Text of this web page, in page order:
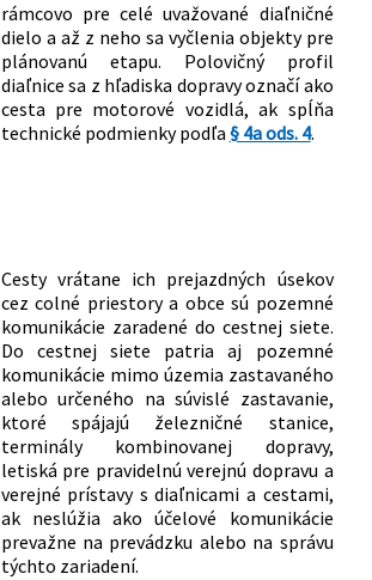
rámcovo pre celé uvažované diaľničné
dielo a až z neho sa vyčlenia objekty pre
plánovanú etapu. Polovičný profil
diaľnice sa z hľadiska dopravy označí ako
cesta pre motorové vozidlá, ak spĺňa
technické podmienky podľa § 4a ods. 4.
Cesty vrátane ich prejazdných úsekov
cez colné priestory a obce sú pozemné
komunikácie zaradené do cestnej siete.
Do cestnej siete patria aj pozemné
komunikácie mimo územia zastavaného
alebo určeného na súvislé zastavanie,
ktoré spájajú železničné stanice,
terminály kombinovanej dopravy,
letiská pre pravidelnú verejnú dopravu a
verejné prístavy s diaľnicami a cestami,
ak neslúžia ako účelové komunikácie
prevažne na prevádzku alebo na správu
týchto zariadení.